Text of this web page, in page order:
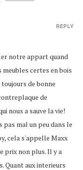
notre appart quand
meubles certes en bois
de bonne
de
nous a sauve la vie!
pas mal un peu dans le
cela s'appelle Maxx
prix non plus. Il y a
Quant aux interieurs
REPLY